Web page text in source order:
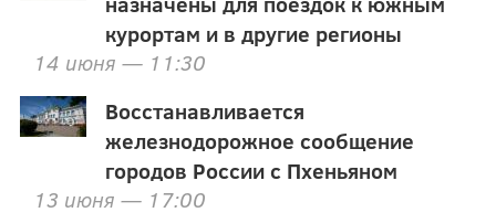
курортам и в другие регионы
14 июня — 11:30
Восстанавливается
железнодорожное сообщение
городов России с Пхеньяном
13 июня — 17:00